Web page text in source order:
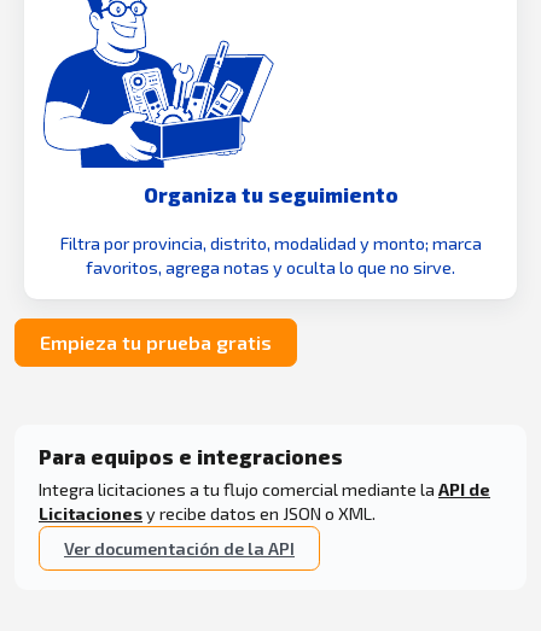
Organiza tu seguimiento
Filtra por provincia, distrito, modalidad y monto; marca
favoritos, agrega notas y oculta lo que no sirve.
Empieza tu prueba gratis
Para equipos e integraciones
Integra licitaciones a tu flujo comercial mediante la API de
Licitacionesy recibe datos en JSON o XML.
Ver documentación de la API